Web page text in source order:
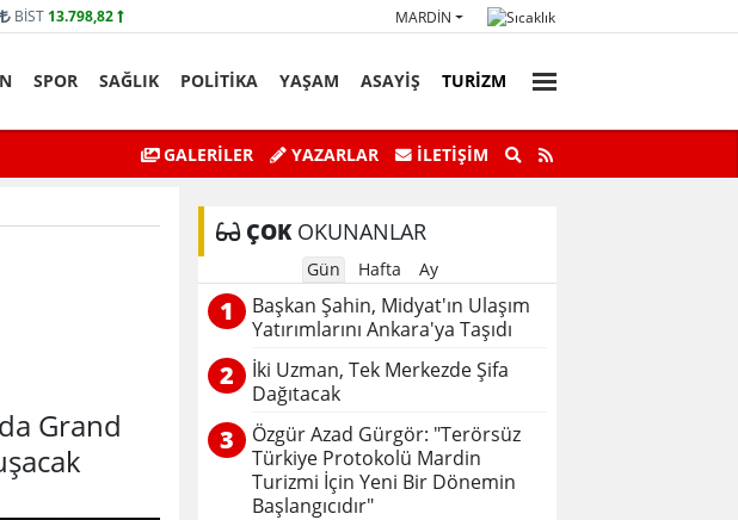
BİST 13.798,82 MARDIN
SPOR SAĞLIK POLİTİKA YAŞAM ASAYİŞ TURİZM
Mardin’de Ceza İnfaz Personeli Günü’ne Özel Satranç
Turnuvası
GALERİLER YAZARLAR İLETIŞIM
Grand
ÇOKOKUNANLAR
Gün Hafta Ay
1
Başkan Şahin, Midyat'ın Ulaşım
Yatırımlarını Ankara'ya Taşıdı
2
İki Uzman, Tek Merkezde Şifa
Dağıtacak
3
Özgür Azad Gürgör: "Terörsüz
Türkiye Protokolü Mardin
Turizmi İçin Yeni Bir Dönemin
Başlangıcıdır"